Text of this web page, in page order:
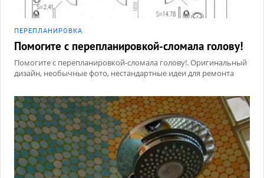
ПЕРЕПЛАНИРОВКА
Помогите с перепланировкой-сломала голову!
Помогите с перепланировкой-сломала голову!. Оригинальный
дизайн, необычные фото, нестандартные идеи для ремонта